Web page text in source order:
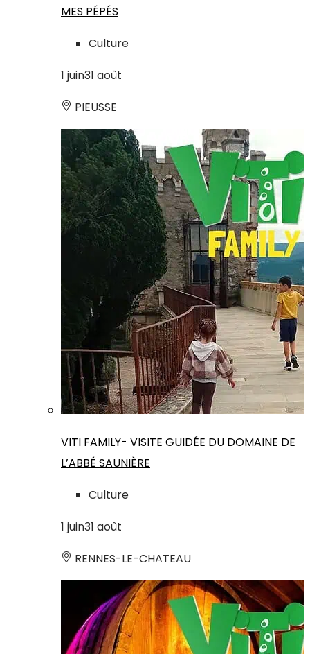
MES PÉPÉS
Culture
1 juin31 août
PIEUSSE
VITI FAMILY- VISITE GUIDÉE DU DOMAINE DE
L’ABBÉ SAUNIÈRE
Culture
1 juin31 août
RENNES-LE-CHATEAU